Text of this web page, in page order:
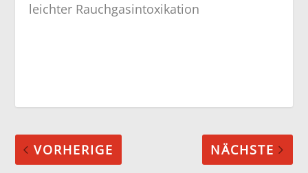
leichter Rauchgasintoxikation
VORHERIGE
NÄCHSTE